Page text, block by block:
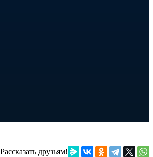
Рассказать друзьям!